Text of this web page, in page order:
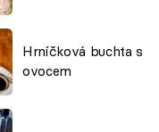
Hrníčková buchta s
ovocem